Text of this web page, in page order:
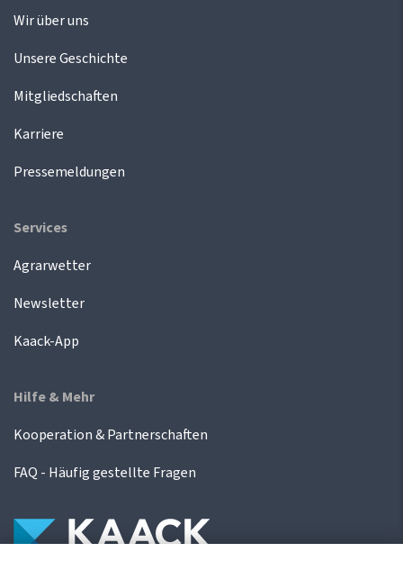
Wir über uns
Unsere Geschichte
Mitgliedschaften
Karriere
Pressemeldungen
Services
Agrarwetter
Newsletter
Kaack-App
Hilfe & Mehr
Kooperation & Partnerschaften
FAQ - Häufig gestellte Fragen